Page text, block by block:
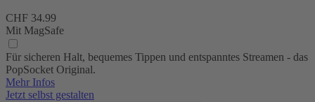
CHF 34.99
Mit MagSafe
Für sicheren Halt, bequemes Tippen und entspanntes Streamen - das
PopSocket Original.
Mehr Infos
Jetzt selbst gestalten